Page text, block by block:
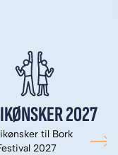
2027
til Bork
2027